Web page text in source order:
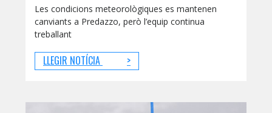
Les condicions meteorològiques es mantenen
canviants a Predazzo, però l’equip continua
treballant
LLEGIR NOTÍCIA >